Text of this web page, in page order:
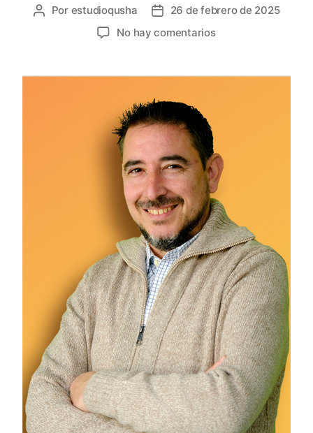
Por estudioqusha
26 de febrero de 2025
No hay comentarios